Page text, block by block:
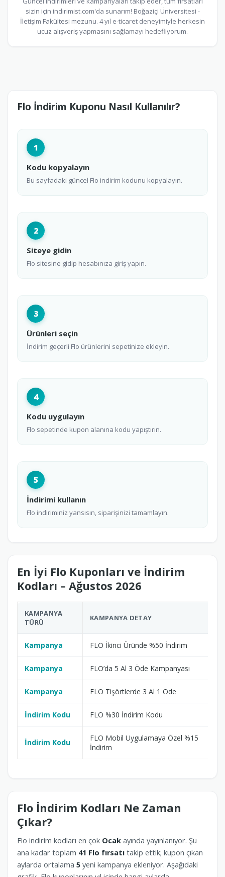
sizin için indirimist.com'da sunarım! Boğaziçi Üniversitesi -
İletişim Fakültesi mezunu. 4 yıl e-ticaret deneyimiyle herkesin
ucuz alışveriş yapmasını sağlamayı hedefliyorum.
Flo İndirim Kuponu Nasıl Kullanılır?
1
Kodu kopyalayın
Bu sayfadaki güncel Flo indirim kodunu kopyalayın.
2
Siteye gidin
Flo sitesine gidip hesabınıza giriş yapın.
3
Ürünleri seçin
İndirim geçerli Flo ürünlerini sepetinize ekleyin.
4
Kodu uygulayın
Flo sepetinde kupon alanına kodu yapıştırın.
5
İndirimi kullanın
Flo indiriminiz yansısın, siparişinizi tamamlayın.
En İyi Flo Kuponları ve İndirim
Kodları – Ağustos 2026
KAMPANYA
TÜRÜ
KAMPANYA DETAY
Kampanya FLO İkinci Üründe %50 İndirim
Kampanya FLO’da 5 Al 3 Öde Kampanyası
Kampanya FLO Tişörtlerde 3 Al 1 Öde
İndirim Kodu FLO %30 İndirim Kodu
İndirim Kodu
FLO Mobil Uygulamaya Özel %15
İndirim
Flo İndirim Kodları Ne Zaman
Çıkar?
Flo indirim kodları en çok Ocak ayında yayınlanıyor. Şu
ana kadar toplam 41 Flo fırsatı takip ettik; kupon çıkan
aylarda ortalama 5 yeni kampanya ekleniyor. Aşağıdaki